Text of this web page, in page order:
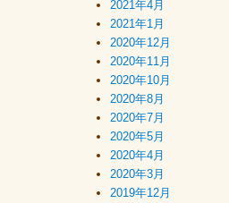
2021年4月
2021年1月
2020年12月
2020年11月
2020年10月
2020年8月
2020年7月
2020年5月
2020年4月
2020年3月
2019年12月